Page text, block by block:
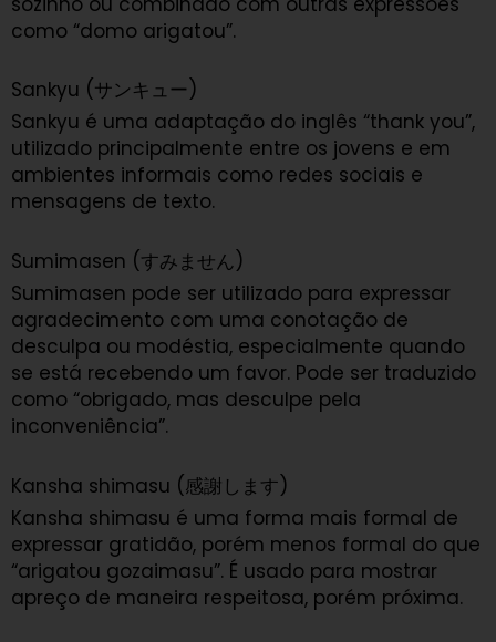
como “domo arigatou”.
Sankyu (サンキュー)
Sankyu é uma adaptação do inglês “thank you”,
utilizado principalmente entre os jovens e em
ambientes informais como redes sociais e
mensagens de texto.
Sumimasen (すみません)
Sumimasen pode ser utilizado para expressar
agradecimento com uma conotação de
desculpa ou modéstia, especialmente quando
se está recebendo um favor. Pode ser traduzido
como “obrigado, mas desculpe pela
inconveniência”.
Kansha shimasu (感謝します)
Kansha shimasu é uma forma mais formal de
expressar gratidão, porém menos formal do que
“arigatou gozaimasu”. É usado para mostrar
apreço de maneira respeitosa, porém próxima.